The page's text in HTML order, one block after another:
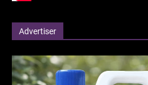
Advertiser